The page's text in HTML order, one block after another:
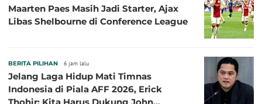
Maarten Paes Masih Jadi Starter, Ajax
Libas Shelbourne di Conference League
BERITA PILIHAN 6 jam lalu
Jelang Laga Hidup Mati Timnas
Indonesia di Piala AFF 2026, Erick
Thohir: Kita Harus Dukung John